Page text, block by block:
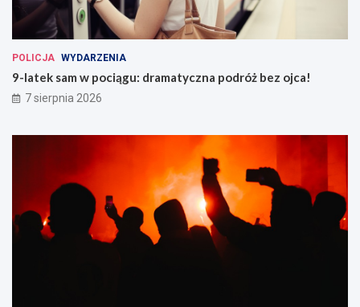
POLICJA WYDARZENIA
9-latek sam w pociągu: dramatyczna podróż bez ojca!
7 sierpnia 2026